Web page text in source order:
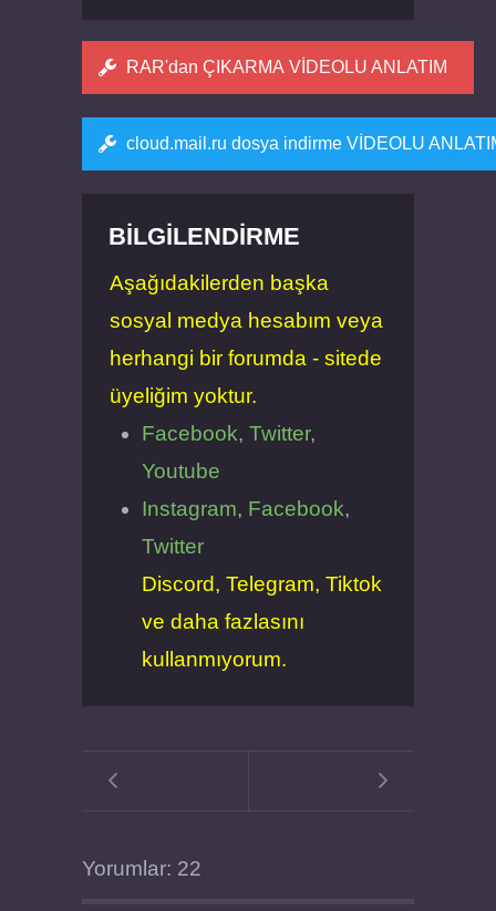
RAR'dan ÇIKARMA VİDEOLU ANLATIM
cloud.mail.ru dosya indirme VİDEOLU
BILGILENDIRME
Aşağıdakilerden başka
sosyal medya hesabım veya
herhangi bir forumda - sitede
üyeliğim yoktur.
Facebook, Twitter,
Youtube
Instagram, Facebook,
Twitter
Discord, Telegram, Tiktok
ve daha fazlasını
kullanmıyorum.
Yorumlar: 22